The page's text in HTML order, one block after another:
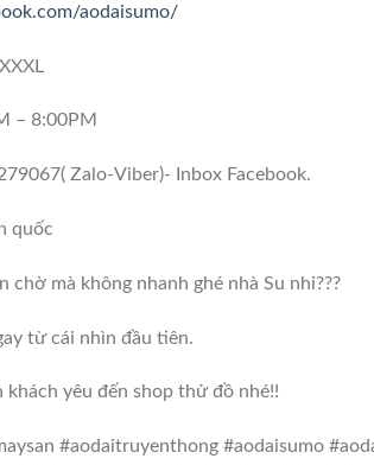
aodaisumo/
– 8:00PM
Zalo-Viber)- Inbox Facebook.
quốc
chờ mà không nhanh ghé nhà Su nhỉ???
từ cái nhìn đầu tiên.
khách yêu đến shop thử đồ nhé!!
#aodaitruyenthong #aodaisumo